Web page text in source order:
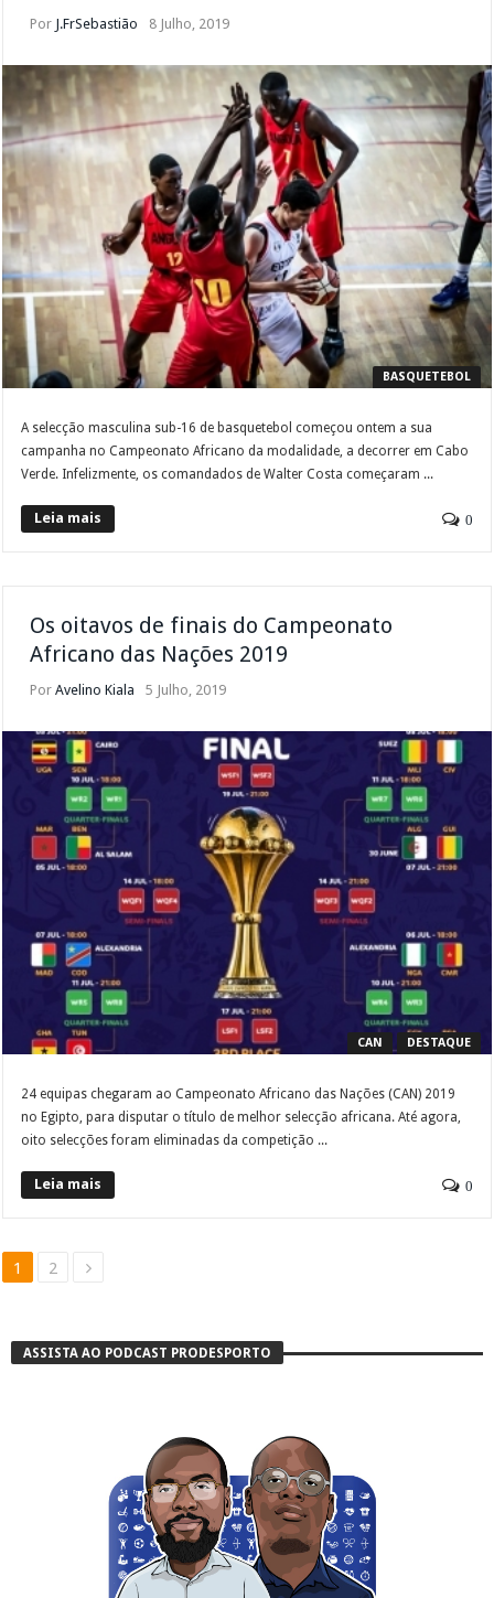
Por J.FrSebastião 8 Julho, 2019
BASQUETEBOL
A selecção masculina sub-16 de basquetebol começou ontem a sua
campanha no Campeonato Africano da modalidade, a decorrer em Cabo
Verde. Infelizmente, os comandados de Walter Costa começaram ...
Leia mais 0
Os oitavos de finais do Campeonato
Africano das Nações 2019
PorAvelino Kiala 5 Julho, 2019
CAN DESTAQUE
24 equipas chegaram ao Campeonato Africano das Nações (CAN) 2019
no Egipto, para disputar o título de melhor selecção africana. Até agora,
oito selecções foram eliminadas da competição ...
Leia mais 0
1 2
ASSISTA AO PODCAST PRODESPORTO